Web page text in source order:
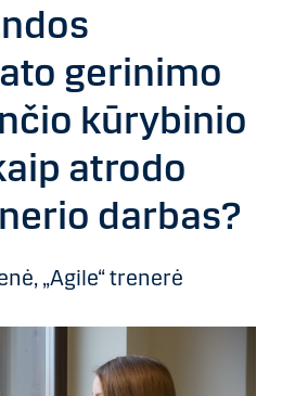
gerinimo
kūrybinio
atrodo
darbas?
„Agile“ trenerė